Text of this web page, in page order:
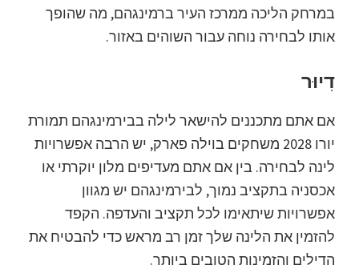
במרחק הליכה ממרכז העיר ברמינגהם, מה שהופך
אותו לבחירה נוחה עבור השוהים באזור.
דִיוּר
אם אתם מתכננים להישאר לילה בבירמינגהם תמורת
יורו 2028 משחקים בוילה פארק, יש הרבה אפשרויות
לינה לבחירה. בין אם אתם מעדיפים מלון יוקרתי או
אכסניה בתקציב נמוך, לבירמינגהם יש מגוון
אפשרויות שיתאימו לכל תקציב והעדפה. הקפד
להזמין את הלינה שלך זמן רב מראש כדי להבטיח את
הדילים והזמינות הטובים ביותר.